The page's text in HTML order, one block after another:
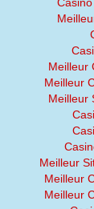
Meilleur
Meilleur
Meilleur
Meilleur
Meilleur
Meilleur